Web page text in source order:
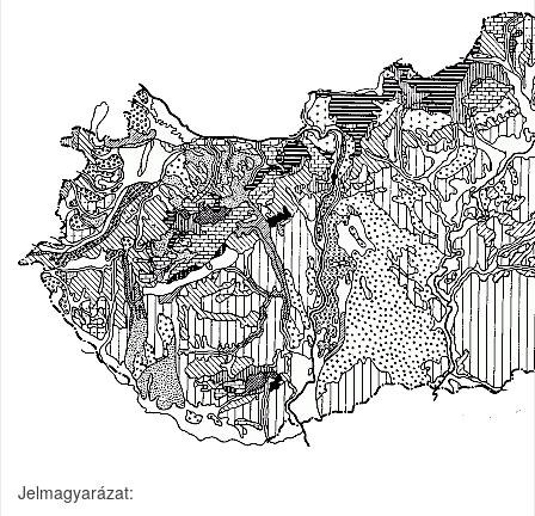
Jelmagyarázat: